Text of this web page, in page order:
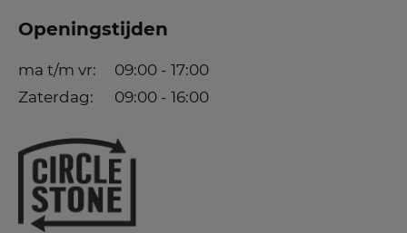
Openingstijden
ma t/m vr:
09:00 - 17:00
Zaterdag:
09:00 - 16:00